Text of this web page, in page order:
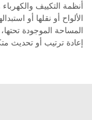
أنظمة التكييف
الألواح أو نقلها أو
المساحة الموجودة
إعادة ترتيب أو تحديث